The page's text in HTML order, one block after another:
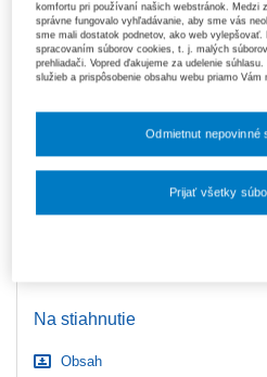
Akadémia. Čo je ASPI Akadémia?
Predplatné 12 mesiacov ASPI
V predaji
Upozorňujeme, že v období od
dôvodov nemôžeme vystavovať
zaslané dodatočne e‑mailom.
Na stiahnutie
Obsah
komfortu pri používaní našich webstránok. Medzi
správne fungovalo vyhľadávanie, aby sme vás
sme mali dostatok podnetov, ako web vylepšovať.
spracovaním súborov cookies, t. j. malých
prehliadači. Vopred ďakujeme za udelenie
služieb a prispôsobenie obsahu webu priamo Vám
Odmietnut nepovinné
Prijať všetky